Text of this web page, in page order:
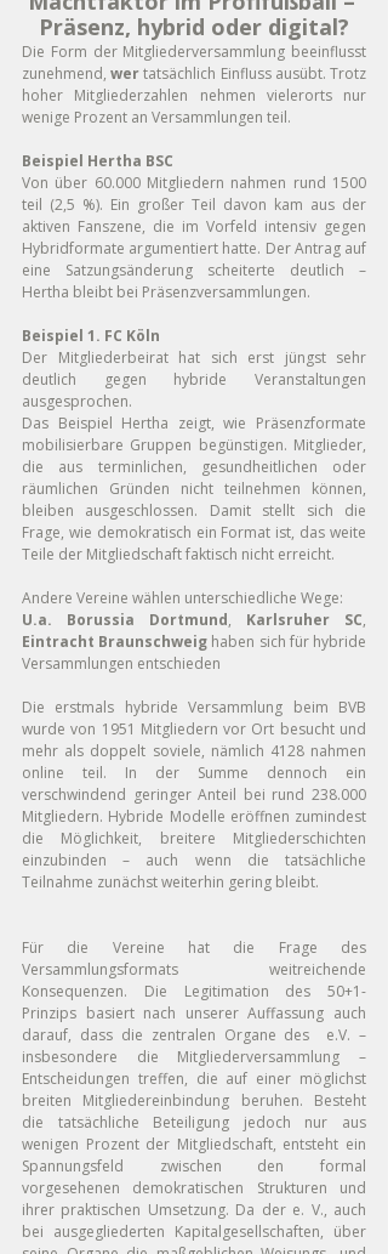
Präsenz, hybrid oder digital?
Die Form der Mitgliederversammlung beeinflusst
zunehmend, wer tatsächlich Einfluss ausübt. Trotz
hoher Mitgliederzahlen nehmen vielerorts nur
wenige Prozent an Versammlungen teil.
Beispiel Hertha BSC
Von über 60.000 Mitgliedern nahmen rund 1500
teil (2,5 %). Ein großer Teil davon kam aus der
aktiven Fanszene, die im Vorfeld intensiv gegen
Hybridformate argumentiert hatte. Der Antrag auf
eine Satzungsänderung scheiterte deutlich –
Hertha bleibt bei Präsenzversammlungen.
Beispiel 1. FC Köln
Der Mitgliederbeirat hat sich erst jüngst sehr
deutlich gegen hybride Veranstaltungen
ausgesprochen.
Das Beispiel Hertha zeigt, wie Präsenzformate
mobilisierbare Gruppen begünstigen. Mitglieder,
die aus terminlichen, gesundheitlichen oder
räumlichen Gründen nicht teilnehmen können,
bleiben ausgeschlossen. Damit stellt sich die
Frage, wie demokratisch ein Format ist, das weite
Teile der Mitgliedschaft faktisch nicht erreicht.
Andere Vereine wählen unterschiedliche Wege:
U.a. Borussia Dortmund, Karlsruher SC
Eintracht Braunschweig haben sich für hybride
Versammlungen entschieden
Die erstmals hybride Versammlung beim BVB
wurde von 1951 Mitgliedern vor Ort besucht und
mehr als doppelt soviele, nämlich 4128 nahmen
online teil. In der Summe dennoch ein
verschwindend geringer Anteil bei rund 238.000
Mitgliedern. Hybride Modelle eröffnen zumindest
die Möglichkeit, breitere Mitgliederschichten
einzubinden – auch wenn die tatsächliche
Teilnahme zunächst weiterhin gering bleibt.
Für die Vereine hat die Frage des
Versammlungsformats weitreichende
Konsequenzen. Die Legitimation des 50+1-
Prinzips basiert nach unserer Auffassung auch
darauf, dass die zentralen Organe des  e.V. –
insbesondere die Mitgliederversammlung –
Entscheidungen treffen, die auf einer möglichst
breiten Mitgliedereinbindung beruhen. Besteht
die tatsächliche Beteiligung jedoch nur aus
wenigen Prozent der Mitgliedschaft, entsteht ein
Spannungsfeld zwischen den formal
vorgesehenen demokratischen Strukturen und
ihrer praktischen Umsetzung. Da der e. V., auch
bei ausgegliederten Kapitalgesellschaften, über